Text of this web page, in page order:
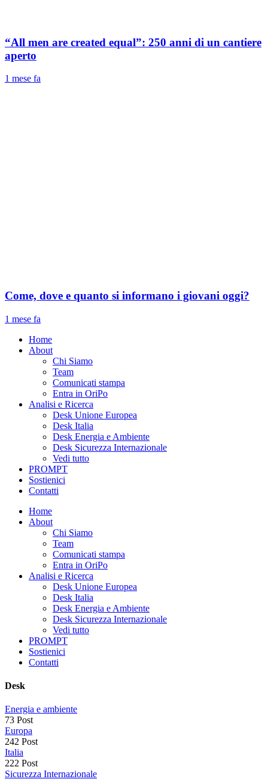
“All men are created equal”: 250 anni di un cantiere
aperto
1 mese fa
Come, dove e quanto si informano i giovani oggi?
1 mese fa
Home
About
Chi Siamo
Team
Comunicati stampa
Entra in OriPo
Analisi e Ricerca
Desk Unione Europea
Desk Italia
Desk Energia e Ambiente
Desk Sicurezza Internazionale
Vedi tutto
PROMPT
Sostienici
Contatti
Home
About
Chi Siamo
Team
Comunicati stampa
Entra in OriPo
Analisi e Ricerca
Desk Unione Europea
Desk Italia
Desk Energia e Ambiente
Desk Sicurezza Internazionale
Vedi tutto
PROMPT
Sostienici
Contatti
Desk
Energia e ambiente
73 Post
Europa
242 Post
Italia
222 Post
Sicurezza Internazionale